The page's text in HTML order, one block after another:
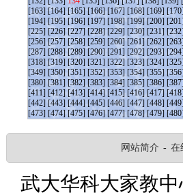
[163] [164] [165] [166] [167] [168] [169] [170]
[194] [195] [196] [197] [198] [199] [200] [201]
[225] [226] [227] [228] [229] [230] [231] [232]
[256] [257] [258] [259] [260] [261] [262] [263]
[287] [288] [289] [290] [291] [292] [293] [294]
[318] [319] [320] [321] [322] [323] [324] [325]
[349] [350] [351] [352] [353] [354] [355] [356]
[380] [381] [382] [383] [384] [385] [386] [387]
[411] [412] [413] [414] [415] [416] [417] [418]
[442] [443] [444] [445] [446] [447] [448] [449]
[473] [474] [475] [476] [477] [478] [479] [480]
网站简介 - 在
武大华科大家教